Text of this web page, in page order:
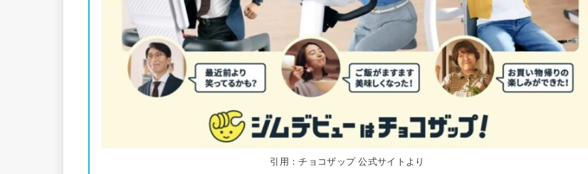
引用：チョコザップ 公式サイトより